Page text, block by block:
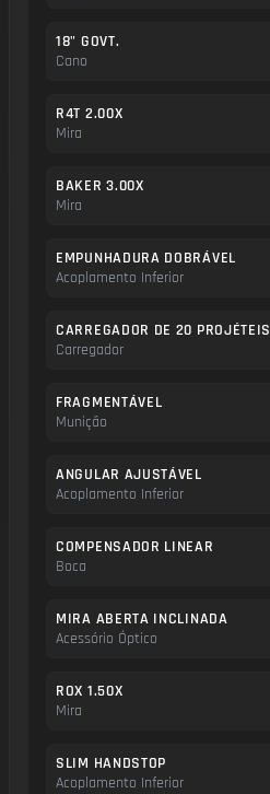
18" GOVT.
Cano
R4T 2.00X
Mira
BAKER 3.00X
Mira
EMPUNHADURA DOBRÁVEL
Acoplamento Inferior
CARREGADOR DE 20 PROJÉTEIS
Carregador
FRAGMENTÁVEL
Munição
ANGULAR AJUSTÁVEL
Acoplamento Inferior
COMPENSADOR LINEAR
Boca
MIRA ABERTA INCLINADA
Acessório Óptico
ROX 1.50X
Mira
SLIM HANDSTOP
Acoplamento Inferior